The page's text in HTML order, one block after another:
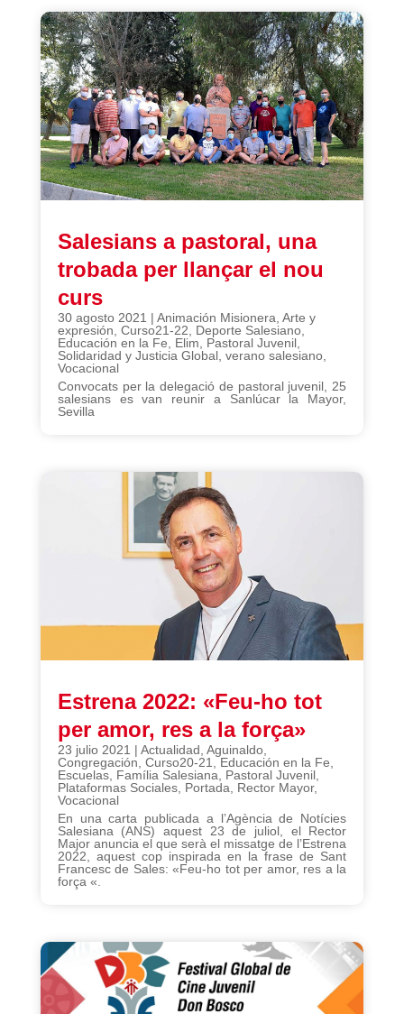
Salesians a pastoral, una
trobada per llançar el nou
curs
30 agosto 2021 | Animación Misionera Arte y
expresión Curso21-22 Deporte Salesiano,
Educación en la Fe
Elim Pastoral Juvenil,
Solidaridad y Justicia Global, verano salesiano,
Vocacional
Convocats per la delegació de pastoral juvenil, 25
salesians es van reunir a Sanlúcar la Mayor,
Sevilla
Estrena 2022: «Feu-ho tot
per amor, res a la força»
23 julio 2021 | Actualidad Aguinaldo,
Congregación Curso20-21 Educación en la Fe
Escuelas, Família Salesiana Pastoral Juvenil,
Plataformas Sociales, Portada Rector Mayor,
Vocacional
En una carta publicada a l’Agència de Notícies
Salesiana (ANS) aquest 23 de juliol, el Rector
Major anuncia el que serà el missatge de l’Estrena
2022, aquest cop inspirada en la frase de Sant
Francesc de Sales: «Feu-ho tot per amor, res a la
força «.